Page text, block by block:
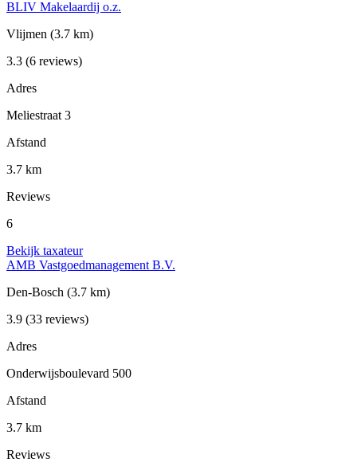
BLIV Makelaardij o.z.
Vlijmen (3.7 km)
3.3 (6 reviews)
Adres
Meliestraat 3
Afstand
3.7 km
Reviews
6
Bekijk taxateur
AMB Vastgoedmanagement B.V.
Den-Bosch (3.7 km)
3.9 (33 reviews)
Adres
Onderwijsboulevard 500
Afstand
3.7 km
Reviews